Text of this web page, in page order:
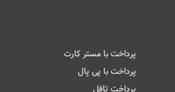
پرداخت با مستر کارت
پرداخت با پی پال